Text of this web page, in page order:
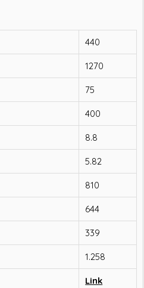
440
1270
75
400
8.8
5.82
810
644
339
1.258
Link